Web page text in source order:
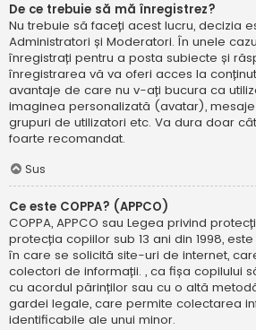
De ce trebuie să mă înregistrez?
Nu trebuie să faceți acest lucru, decizia
Administratori și Moderatori. În unele
înregistrați pentru a posta subiecte și
înregistrarea vă va oferi acces la
avantaje de care nu v-ați bucura ca
imaginea personalizată (avatar),
grupuri de utilizatori etc. Va dura doar
foarte recomandat.
Sus
Ce este COPPA? (APPCO)
COPPA, APPCO sau Legea privind
protecția copiilor sub 13 ani din 1998,
în care se solicită site-uri de internet,
colectori de informații. , ca fișa copilului
cu acordul părinților sau cu o altă
gardei legale, care permite colectarea
identificabile ale unui minor.